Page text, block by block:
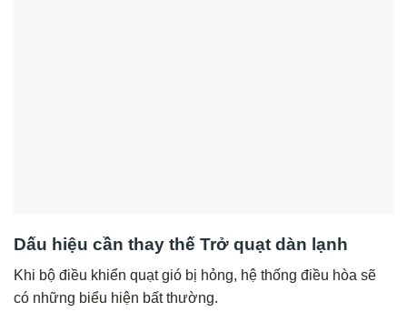
Dấu hiệu cần thay thế Trở quạt dàn lạnh
Khi bộ điều khiển quạt gió bị hỏng, hệ thống điều hòa sẽ
có những biểu hiện bất thường.